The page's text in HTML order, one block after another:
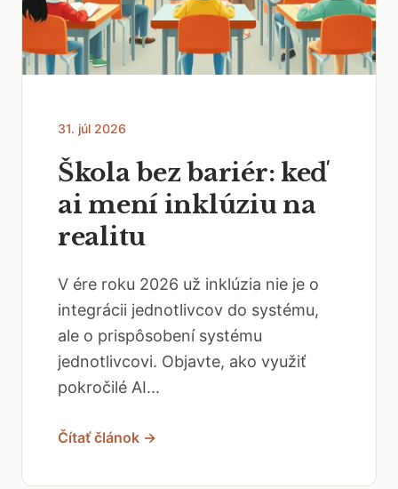
31. júl 2026
Škola bez bariér: keď
ai mení inklúziu na
realitu
V ére roku 2026 už inklúzia nie je o
integrácii jednotlivcov do systému,
ale o prispôsobení systému
jednotlivcovi. Objavte, ako využiť
pokročilé AI...
Čítať článok →